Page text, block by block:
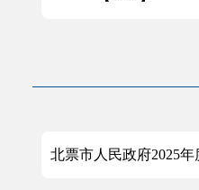
北票市人民政府2025